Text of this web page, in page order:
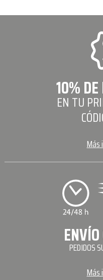
10% DE
EN TU
Más
PEDIDOS
Más